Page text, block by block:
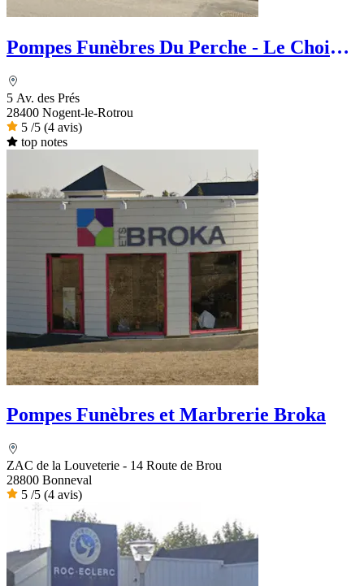
Pompes Funèbres Du Perche - Le Choix
5 Av. des Prés
28400 Nogent-le-Rotrou
5 /5 (4 avis)
top notes
Pompes Funèbres et Marbrerie Broka
ZAC de la Louveterie - 14 Route de Brou
28800 Bonneval
5 /5 (4 avis)